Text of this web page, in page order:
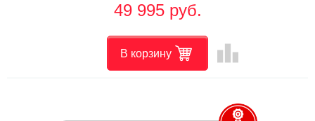
49 995 руб.
В корзину leaderboard